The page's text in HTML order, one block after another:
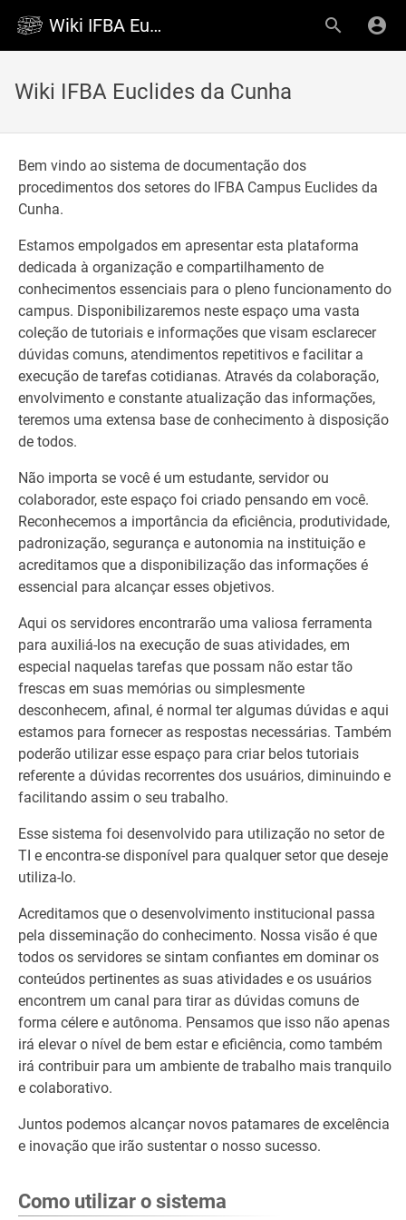
Wiki IFBA Euclides da Cunha
Wiki IFBA Euclides da Cunha
Bem vindo ao sistema de documentação dos
procedimentos dos setores do IFBA Campus Euclides da
Cunha.
Estamos empolgados em apresentar esta plataforma
dedicada à organização e compartilhamento de
conhecimentos essenciais para o pleno funcionamento do
campus. Disponibilizaremos neste espaço uma vasta
coleção de tutoriais e informações que visam esclarecer
dúvidas comuns, atendimentos repetitivos e facilitar a
execução de tarefas cotidianas. Através da colaboração,
envolvimento e constante atualização das informações,
teremos uma extensa base de conhecimento à disposição
de todos.
Não importa se você é um estudante, servidor ou
colaborador, este espaço foi criado pensando em você.
Reconhecemos a importância da eficiência, produtividade,
padronização, segurança e autonomia na instituição e
acreditamos que a disponibilização das informações é
essencial para alcançar esses objetivos.
Aqui os servidores encontrarão uma valiosa ferramenta
para auxiliá-los na execução de suas atividades, em
especial naquelas tarefas que possam não estar tão
frescas em suas memórias ou simplesmente
desconhecem, afinal, é normal ter algumas dúvidas e aqui
estamos para fornecer as respostas necessárias. Também
poderão utilizar esse espaço para criar belos tutoriais
referente a dúvidas recorrentes dos usuários, diminuindo e
facilitando assim o seu trabalho.
Esse sistema foi desenvolvido para utilização no setor de
TI e encontra-se disponível para qualquer setor que deseje
utiliza-lo.
Acreditamos que o desenvolvimento institucional passa
pela disseminação do conhecimento. Nossa visão é que
todos os servidores se sintam confiantes em dominar os
conteúdos pertinentes as suas atividades e os usuários
encontrem um canal para tirar as dúvidas comuns de
forma célere e autônoma. Pensamos que isso não apenas
irá elevar o nível de bem estar e eficiência, como também
irá contribuir para um ambiente de trabalho mais tranquilo
e colaborativo.
Juntos podemos alcançar novos patamares de excelência
e inovação que irão sustentar o nosso sucesso.
Como utilizar o sistema